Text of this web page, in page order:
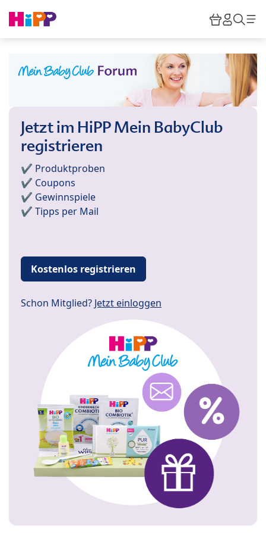
HiPP
Jetzt im HiPP Mein BabyClub
registrieren
✔️ Produktproben
✔️ Coupons
✔️ Gewinnspiele
✔️ Tipps per Mail
Kostenlos registrieren
Schon Mitglied? Jetzt einloggen